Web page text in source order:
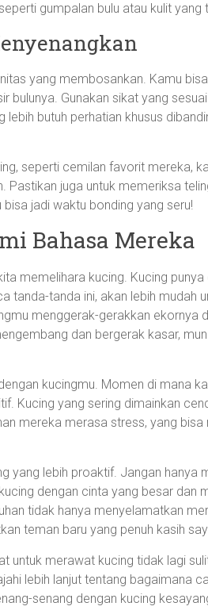
gumpalan bulu atau kulit yang
yang membosankan. Kamu
bulunya. Gunakan sikat yang
lebih butuh perhatian khusus
seperti cemilan favorit mereka,
Pastikan juga untuk memeriksa
jadi waktu bonding yang seru!
Bahasa Mereka
memelihara kucing. Kucing punya
tanda-tanda ini, akan lebih mudah
menggerak-gerakkan ekornya
dan bergerak kasar,
kucingmu. Momen di mana
Kucing yang sering dimainkan
mereka merasa stress, yang bisa
yang lebih proaktif. Jangan hanya
dengan cinta yang besar dan
tidak hanya menyelamatkan
teman baru yang penuh kasih
untuk merawat kucing tidak lagi
lebih lanjut tentang bagaimana
senang dengan kucing